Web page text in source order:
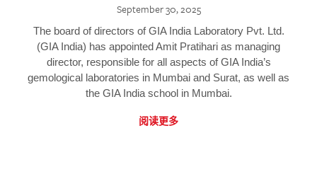
September 30, 2025
The board of directors of GIA India Laboratory Pvt. Ltd.
(GIA India) has appointed Amit Pratihari as managing
director, responsible for all aspects of GIA India’s
gemological laboratories in Mumbai and Surat, as well as
the GIA India school in Mumbai.
阅读更多